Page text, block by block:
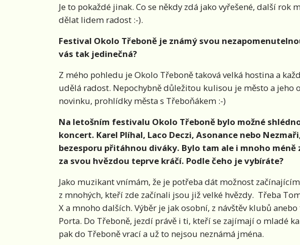
Je to pokaždé jinak. Co se někdy zdá jako vyřešené, další rok
dělat lidem radost :-).
Festival Okolo Třeboně je známý svou
vás tak jedinečná?
Z mého pohledu je Okolo Třeboně taková velká hostina a
udělá radost. Nepochybně důležitou kulisou je město a jeho
novinku, prohlídky města s Třeboňákem :-)
Na letošním festivalu Okolo Třeboně bylo možné
koncert. Karel Plíhal, Laco Deczi, Asonance nebo
bezesporu přitáhnou diváky. Bylo tam ale i mnoho
za svou hvězdou teprve kráčí. Podle čeho je vybíráte?
Jako muzikant vnímám, že je potřeba dát možnost
z mnohých, kteří zde začínali jsou již velké hvězdy. Třeba
X a mnoho dalších. Výběr je jak osobní, z návštěv klubů
Porta. Do Třeboně, jezdí právě i ti, kteří se zajímají o mladé
pak do Třeboně vrací a už to nejsou neznámá jména.